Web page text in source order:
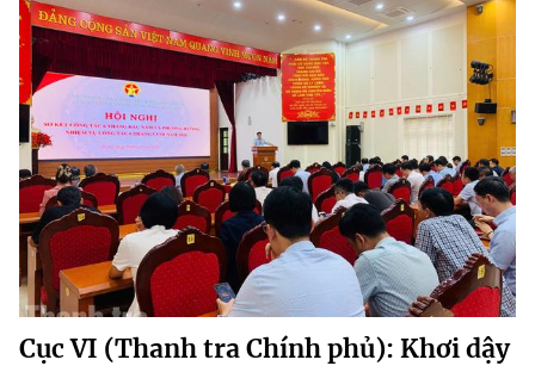
Cục VI (Thanh tra Chính phủ): Khơi dậy